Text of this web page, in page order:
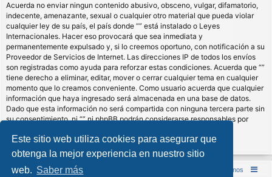
Este sitio web utiliza cookies para asegurar que
obtenga la mejor experiencia en nuestro sitio
web. Saber más
Acuerda no enviar ningun contenido abusivo, obsceno, vulgar, difamatorio,
indecente, amenazante, sexual o cualquier otro material que pueda violar
cualquier ley de su país, el país donde “” está instalado o Leyes
Internacionales. Hacer eso provocará que sea inmediata y
permanentemente expulsado y, si lo creemos oportuno, con notificación a su
Proveedor de Servicios de Internet. Las direcciones IP de todos los envíos
son registradas como ayuda para reforzar estas condiciones. Acuerda que “”
tiene derecho a eliminar, editar, mover o cerrar cualquier tema en cualquier
momento que lo creamos conveniente. Como usuario acuerda que cualquier
información que haya ingresado será almacenada en una base de datos.
Dado que esta información no será compartida con ninguna tercera parte sin
su consentimiento, ni “” ni phpBB podrán considerarse responsables por
comprometidos.
Inicio (Web) Foro Punta de Lanza Wargames Contáctenos